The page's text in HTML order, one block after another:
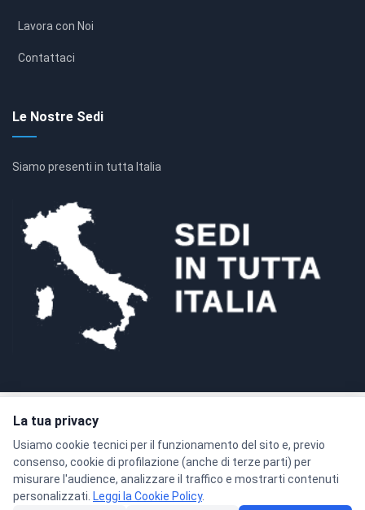
Lavora con Noi
Contattaci
Le Nostre Sedi
Siamo presenti in tutta Italia
Pagamenti sicuri con crittografia SSL a 128 bit
La tua privacy
Usiamo cookie tecnici per il funzionamento del sito e, previo
consenso, cookie di profilazione (anche di terze parti) per
misurare l'audience, analizzare il traffico e mostrarti contenuti
personalizzati. Leggi la Cookie Policy.